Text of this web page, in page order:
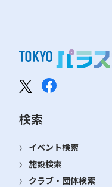
検索
イベント検索
施設検索
クラブ・団体検索